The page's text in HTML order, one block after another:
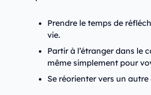
Prendre le temps de
vie.
Partir à l’étranger dans le
même simplement pour
Se réorienter vers un